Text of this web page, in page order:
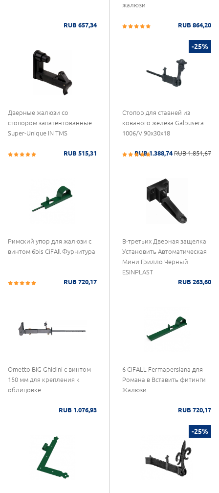
RUB 657,34
жалюзи
RUB 864,20
Дверные жалюзи со
стопором запатентованные
Super-Unique IN TMS
RUB 515,31
-25%
Стопор для ставней из
кованого железа Galbusera
1006/V 90x30x18
RUB 1.388,74 RUB 1.851,67
Римский упор для жалюзи с
винтом 6bis CiFAll Фурнитура
RUB 720,17
В-третьих Дверная защелка
Установить Автоматическая
Мини Грилло Черный
ESINPLAST
RUB 263,60
Ometto BIG Ghidini с винтом
150 мм для крепления к
облицовке
RUB 1.076,93
6 CiFALL Fermapersiana для
Романа в Вставить фитинги
Жалюзи
RUB 720,17
-25%